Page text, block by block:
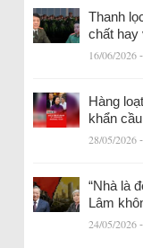
Thanh
chất hay
16/06/2026
Hàng
khẩn
28/05/2026
“Nhà là
Lâm
24/05/2026